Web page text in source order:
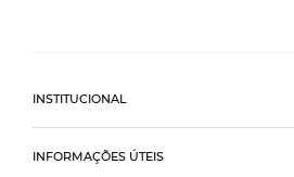
INSTITUCIONAL
INFORMAÇÕES ÚTEIS